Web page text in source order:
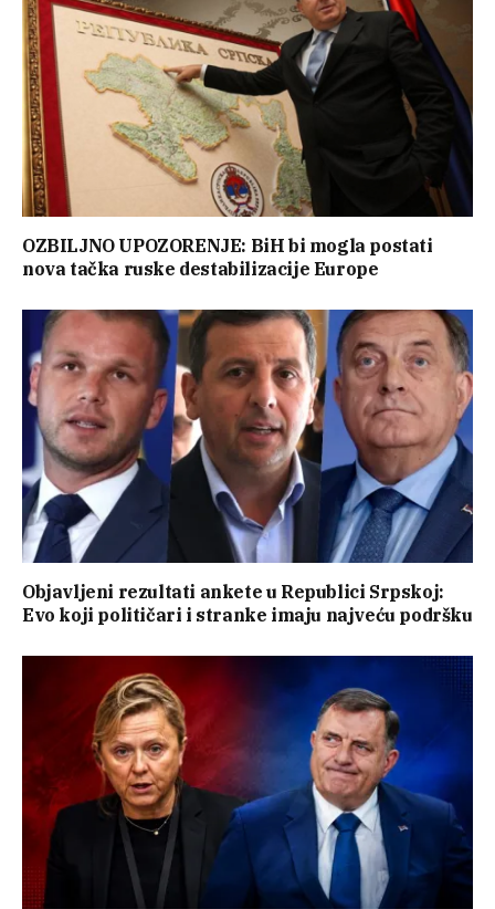
OZBILJNO UPOZORENJE: BiH bi mogla postati
nova tačka ruske destabilizacije Europe
Objavljeni rezultati ankete u Republici Srpskoj:
Evo koji političari i stranke imaju najveću podršku